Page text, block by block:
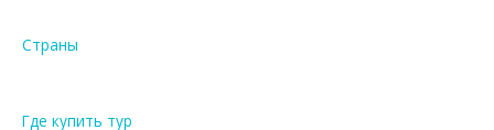
Страны
Где купить тур